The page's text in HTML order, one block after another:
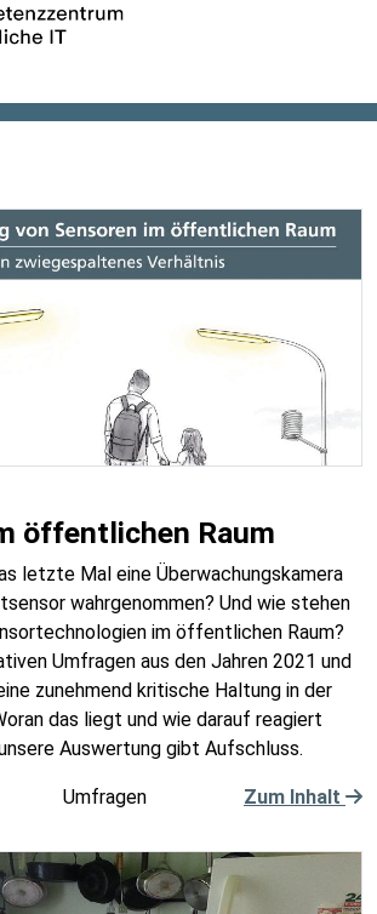
öffentlichen Raum
letzte Mal eine Überwachungskamera
wahrgenommen? Und wie stehen
im öffentlichen Raum?
Umfragen aus den Jahren 2021 und
zunehmend kritische Haltung in der
das liegt und wie darauf reagiert
Auswertung gibt Aufschluss.
Umfragen Zum Inhalt